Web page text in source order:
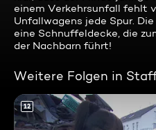
einem Verkehrsunfall fehlt
Unfallwagens jede Spur.
eine Schnuffeldecke, die
der Nachbarn führt!
Weitere Folgen in
12